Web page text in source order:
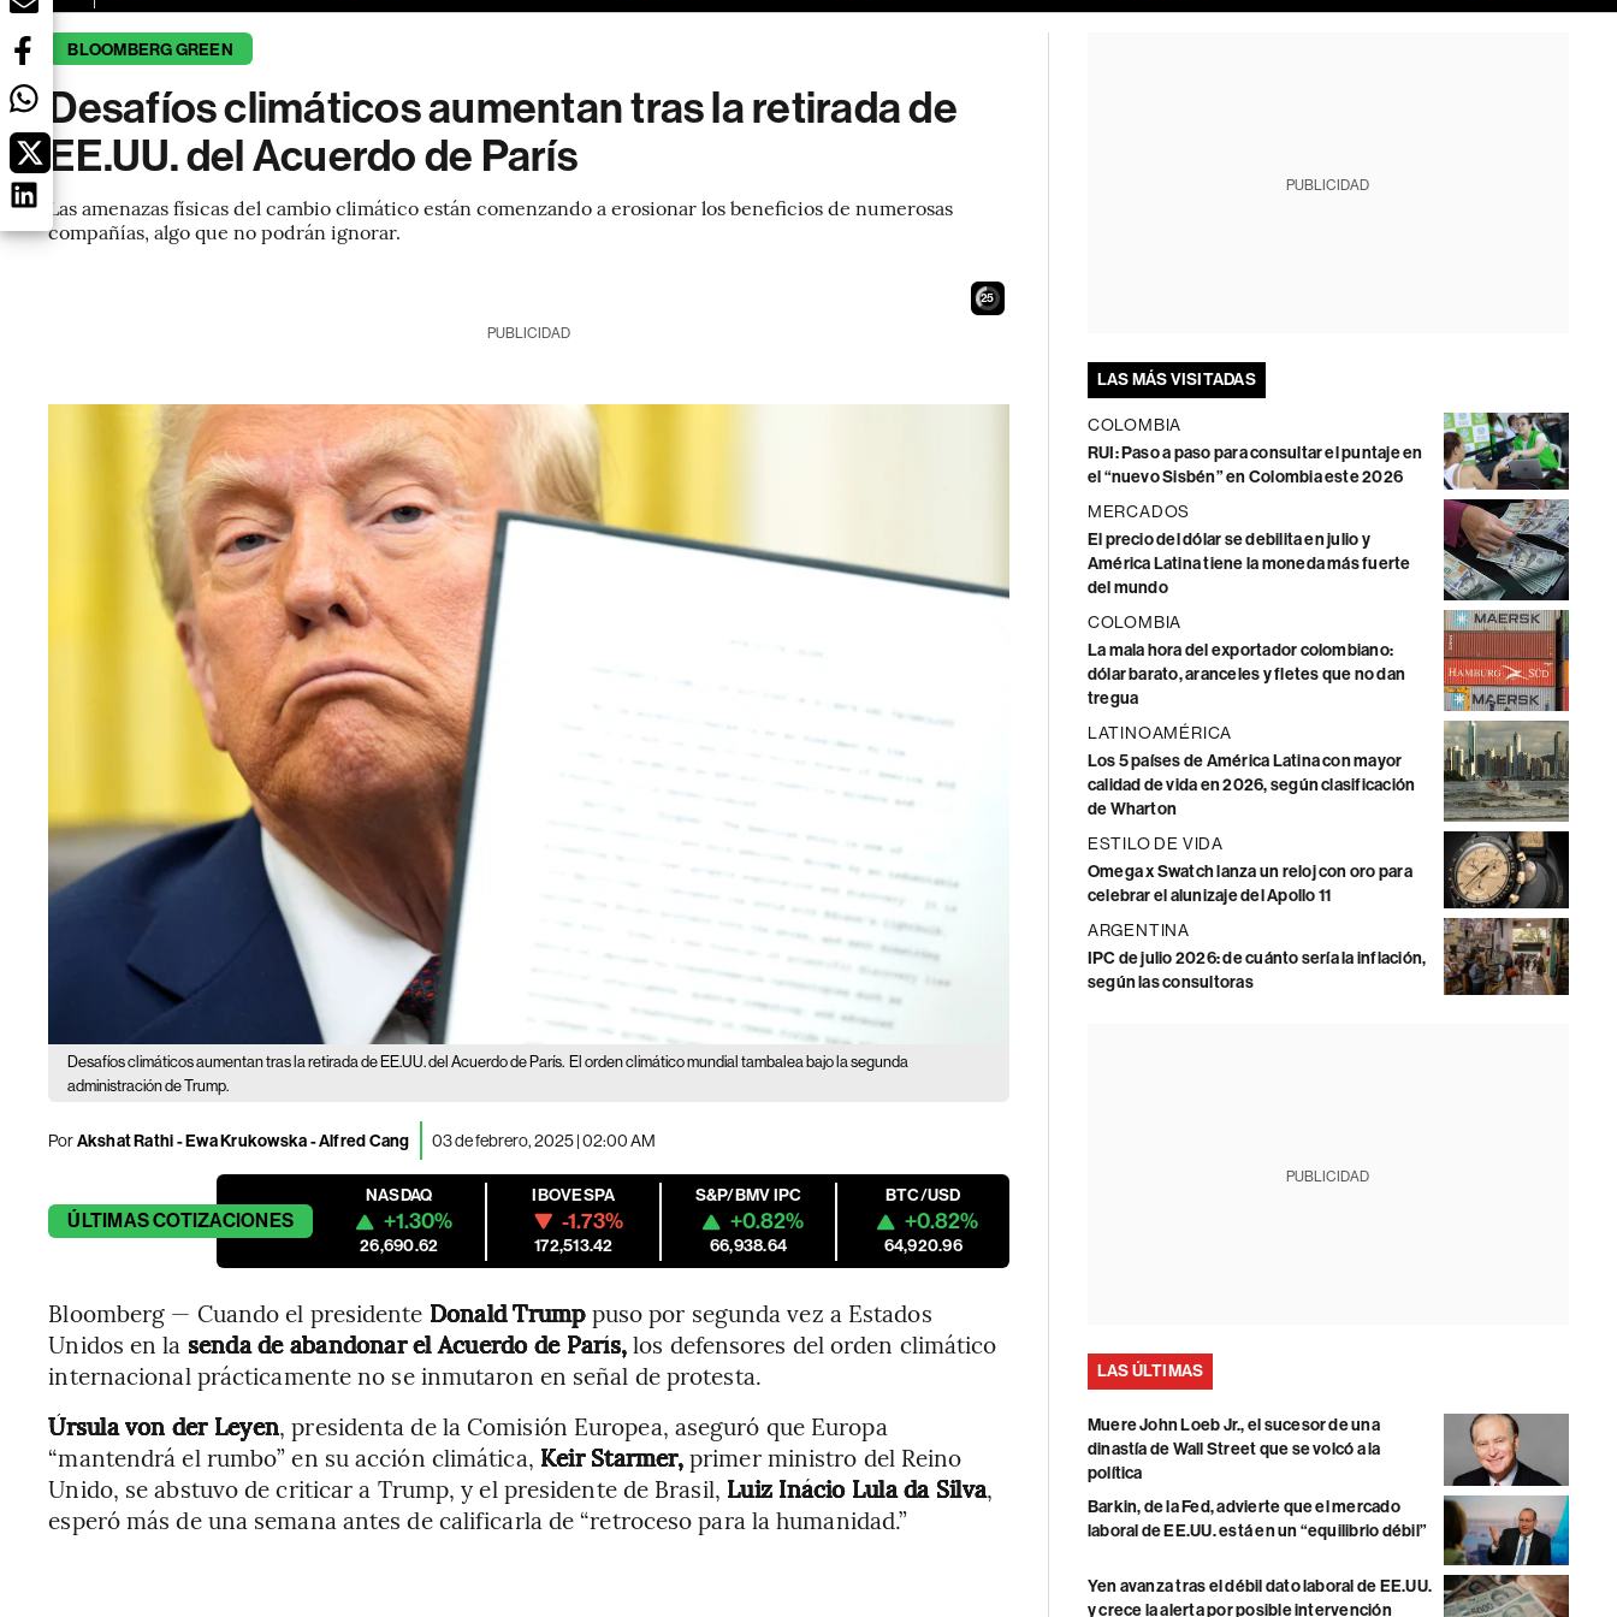
BLOOMBERG GREEN
Desafíos climáticos aumentan tras la retirada de
EE.UU. del Acuerdo de París
Las amenazas físicas del cambio climático están comenzando a erosionar los beneficios de numerosas
compañías, algo que no podrán ignorar.
25
PUBLICIDAD
Desafíos climáticos aumentan tras la retirada de EE.UU. del Acuerdo de París. El orden climático mundial tambalea bajo la segunda
administración de Trump.
PorAkshat Rathi - Ewa Krukowska - Alfred Cang 03 de febrero, 2025 | 02:00 AM
ÚLTIMASCOTIZACIONES
NASDAQ
+1.30%
26,690.62
IBOVESPA
-1.73%
172,513.42
S&P/BMV IPC
+0.82%
66,938.64
BTC/USD
+0.82%
64,920.96
Bloomberg — Cuando el presidente Donald Trumppuso por segunda vez a Estados
Unidos en la senda de abandonar el Acuerdo de París,los defensores del orden climático
internacional prácticamente no se inmutaron en señal de protesta.
Úrsula von der Leyen, presidenta de la Comisión Europea, aseguró que Europa
“mantendrá el rumbo” en su acción climática, Keir Starmer,primer ministro del Reino
Unido, se abstuvo de criticar a Trump, y el presidente de Brasil, Luiz Inácio Lula da Silva,
esperó más de una semana antes de calificarla de “retroceso para la humanidad.”
PUBLICIDAD
LAS MÁS VISITADAS
COLOMBIA
RUI: Paso a paso para consultar el puntaje en
el “nuevo Sisbén” en Colombia este 2026
MERCADOS
El precio del dólar se debilita en julio y
América Latina tiene la moneda más fuerte
del mundo
COLOMBIA
La mala hora del exportador colombiano:
dólar barato, aranceles y fletes que no dan
tregua
LATINOAMÉRICA
Los 5 países de América Latina con mayor
calidad de vida en 2026, según clasificación
de Wharton
ESTILO DE VIDA
Omega x Swatch lanza un reloj con oro para
celebrar el alunizaje del Apollo 11
ARGENTINA
IPC de julio 2026: de cuánto sería la inflación,
según las consultoras
PUBLICIDAD
LAS ÚLTIMAS
Muere John Loeb Jr., el sucesor de una
dinastía de Wall Street que se volcó a la
política
Barkin, de la Fed, advierte que el mercado
laboral de EE.UU. está en un “equilibrio débil”
Yen avanza tras el débil dato laboral de EE.UU.
y crece la alerta por posible intervención